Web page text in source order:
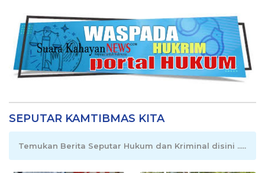
SEPUTAR KAMTIBMAS KITA
Temukan Berita Seputar Hukum dan Kriminal disini .....